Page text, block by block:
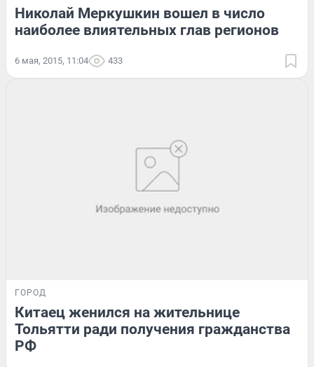
Николай Меркушкин вошел в число
наиболее влиятельных глав регионов
6 мая, 2015, 11:04 433
ГОРОД
Китаец женился на жительнице
Тольятти ради получения гражданства
РФ